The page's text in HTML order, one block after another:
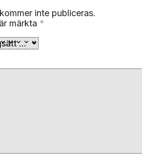
inte publiceras.
märkta *